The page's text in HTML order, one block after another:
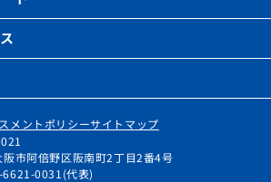
阪市阿倍野区阪南町2丁目2番4号
6621-0031(代表)
メントポリシーサイトマップ